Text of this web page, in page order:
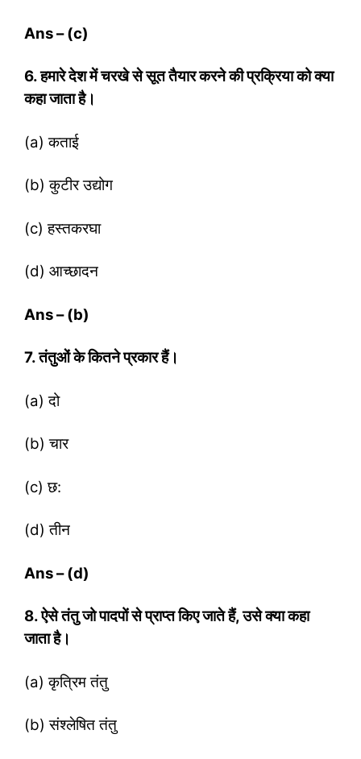
Ans – (c)
6. हमारे देश में चरखे से सूत तैयार करने की प्रक्रिया को क्‍या
कहा जाता है।
(a) कताई
(b) कुटीर उद्योग
(c) हस्‍तकरघा
(d) आच्‍छादन
Ans – (b)
7. तंतुओं के कितने प्रकार हैं।
(a) दो
(b) चार
(c) छ:
(d) तीन
Ans – (d)
8. ऐसे तंतु जो पादपों से प्राप्‍त किए जाते हैं,उसे क्‍या कहा
जाता है।
(a) कृत्रिम तंतु
(b) संश्‍लेषित तंतु